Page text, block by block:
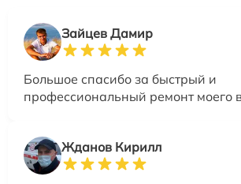
Зайцев Дамир
Большое спасибо за быстрый и
профессиональный ремонт моего
Жданов Кирилл